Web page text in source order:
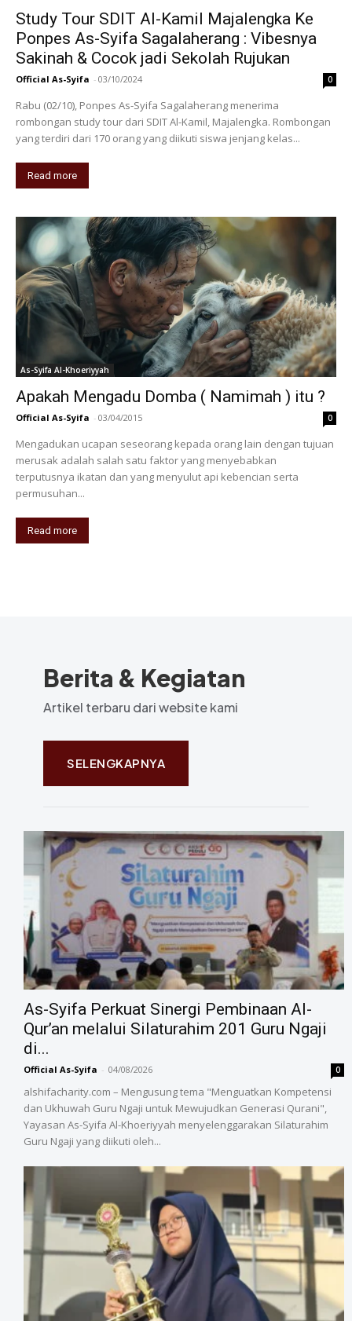
Study Tour SDIT Al-Kamil Majalengka Ke
Ponpes As-Syifa Sagalaherang : Vibesnya
Sakinah & Cocok jadi Sekolah Rujukan
Official As-Syifa - 03/10/2024 0
Rabu (02/10), Ponpes As-Syifa Sagalaherang menerima
rombongan study tour dari SDIT Al-Kamil, Majalengka. Rombongan
yang terdiri dari 170 orang yang diikuti siswa jenjang kelas...
Read more
As-Syifa Al-Khoeriyyah
Apakah Mengadu Domba ( Namimah ) itu ?
Official As-Syifa - 03/04/2015 0
Mengadukan ucapan seseorang kepada orang lain dengan tujuan
merusak adalah salah satu faktor yang menyebabkan
terputusnya ikatan dan yang menyulut api kebencian serta
permusuhan...
Read more
Berita & Kegiatan
Artikel terbaru dari website kami
SELENGKAPNYA
As-Syifa Perkuat Sinergi Pembinaan Al-
Qur’an melalui Silaturahim 201 Guru Ngaji
di...
Official As-Syifa - 04/08/2026 0
alshifacharity.com – Mengusung tema "Menguatkan Kompetensi
dan Ukhuwah Guru Ngaji untuk Mewujudkan Generasi Qurani",
Yayasan As-Syifa Al-Khoeriyyah menyelenggarakan Silaturahim
Guru Ngaji yang diikuti oleh...